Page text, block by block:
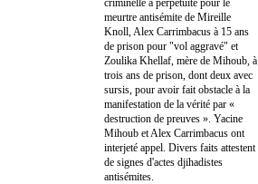
meurtre antisémite de Mireille
Knoll, Alex Carrimbacus à 15 ans
de prison pour "vol aggravé" et
Zoulika Khellaf, mère de Mihoub, à
trois ans de prison, dont deux avec
sursis, pour avoir fait obstacle à la
manifestation de la vérité par «
destruction de preuves ». Yacine
Mihoub et Alex Carrimbacus ont
interjeté appel. Divers faits attestent
de signes d'actes djihadistes
antisémites.